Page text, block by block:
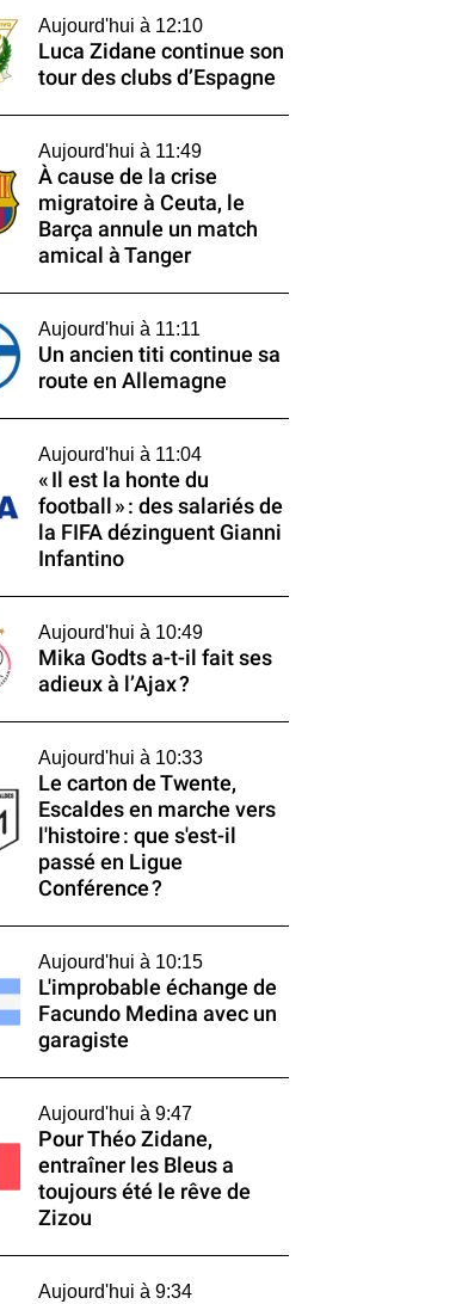
Aujourd'hui à 12:10
Luca Zidane continue son
tour des clubs d’Espagne
Aujourd'hui à 11:49
À cause de la crise
migratoire à Ceuta, le
Barça annule un match
amical à Tanger
Aujourd'hui à 11:11
Un ancien titi continue sa
route en Allemagne
Aujourd'hui à 11:04
« Il est la honte du
football » : des salariés de
la FIFA dézinguent Gianni
Infantino
Aujourd'hui à 10:49
Mika Godts a-t-il fait ses
adieux à l’Ajax ?
Aujourd'hui à 10:33
Le carton de Twente,
Escaldes en marche vers
l'histoire : que s'est-il
passé en Ligue
Conférence ?
Aujourd'hui à 10:15
L'improbable échange de
Facundo Medina avec un
garagiste
Aujourd'hui à 9:47
Pour Théo Zidane,
entraîner les Bleus a
toujours été le rêve de
Zizou
Aujourd'hui à 9:34